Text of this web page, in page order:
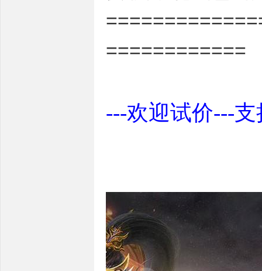
============
---欢迎试价---